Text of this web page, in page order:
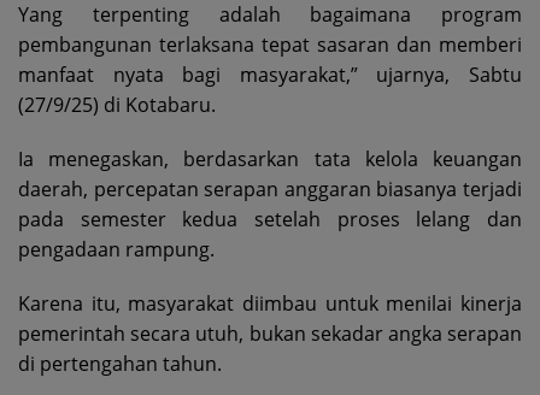
Yang terpenting adalah bagaimana program
pembangunan terlaksana tepat sasaran dan memberi
manfaat nyata bagi masyarakat,” ujarnya, Sabtu
(27/9/25) di Kotabaru.
Ia menegaskan, berdasarkan tata kelola keuangan
daerah, percepatan serapan anggaran biasanya terjadi
pada semester kedua setelah proses lelang dan
pengadaan rampung.
Karena itu, masyarakat diimbau untuk menilai kinerja
pemerintah secara utuh, bukan sekadar angka serapan
di pertengahan tahun.